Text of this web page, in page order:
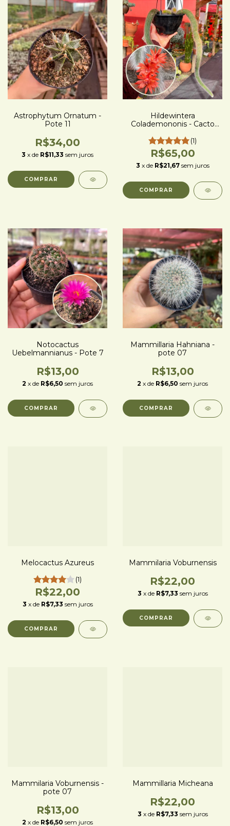
Astrophytum Ornatum -
Pote 11
R$34,00
3 x de R$11,33 sem juros
Hildewintera
Colademononis - Cacto
(1)
R$65,00
3 x de R$21,67 sem juros
Notocactus
Uebelmannianus - Pote 7
R$13,00
2 x de R$6,50 sem juros
Mammillaria Hahniana -
pote 07
R$13,00
2 x de R$6,50 sem juros
Melocactus Azureus
(1)
R$22,00
3 x de R$7,33 sem juros
Mammilaria Voburnensis
R$22,00
3 x de R$7,33 sem juros
Mammilaria Voburnensis -
pote 07
R$13,00
2 x de R$6,50 sem juros
Mammillaria Micheana
R$22,00
3 x de R$7,33 sem juros